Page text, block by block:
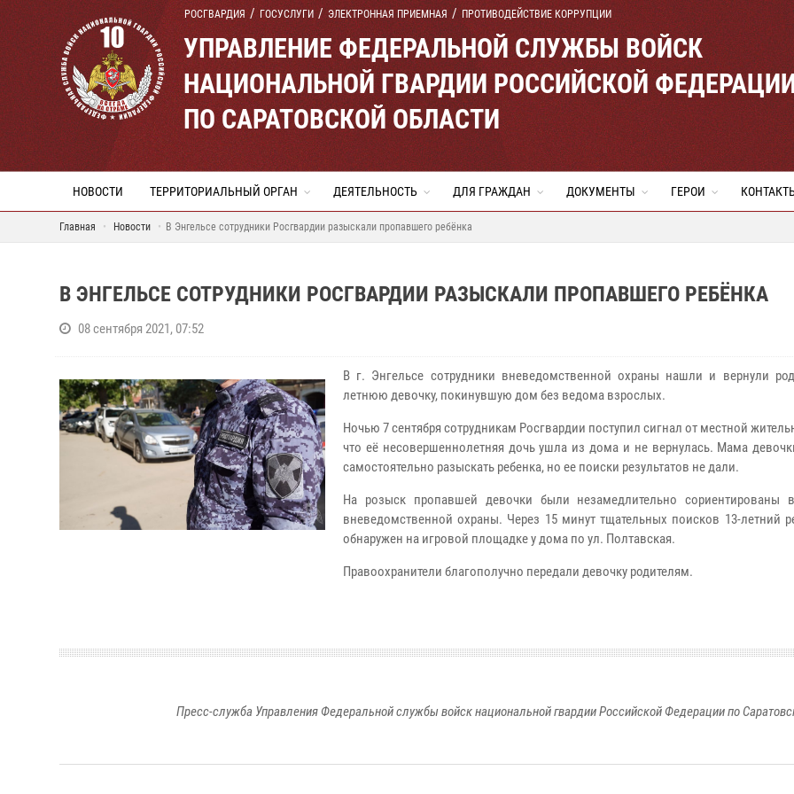
РОСГВАРДИЯ ГОСУСЛУГИ ЭЛЕКТРОННАЯ ПРИЕМНАЯ ПРОТИВОДЕЙСТВИЕ КОРРУПЦИИ
УПРАВЛЕНИЕ ФЕДЕРАЛЬНОЙ СЛУЖБЫ ВОЙСК
НАЦИОНАЛЬНОЙ ГВАРДИИ РОССИЙСКОЙ
ПО САРАТОВСКОЙ ОБЛАСТИ
НОВОСТИ ТЕРРИТОРИАЛЬНЫЙ ОРГАН ДЕЯТЕЛЬНОСТЬ ДЛЯ ГРАЖДАН ДОКУМЕНТЫ ГЕРОИ
Главная Новости В Энгельсе сотрудники Росгвардии разыскали пропавшего ребёнка
В ЭНГЕЛЬСЕ СОТРУДНИКИ РОСГВАРДИИ РАЗЫСКАЛИ ПРОПАВШЕГО РЕБЁНКА
08 сентября 2021, 07:52
В г. Энгельсе сотрудники вневедомственной охраны нашли и вернули
летнюю девочку, покинувшую дом без ведома взрослых.
Ночью 7 сентября сотрудникам Росгвардии поступил сигнал от местной
что её несовершеннолетняя дочь ушла из дома и не вернулась. Мама
самостоятельно разыскать ребенка, но ее поиски результатов не дали.
На розыск пропавшей девочки были незамедлительно сориентированы
вневедомственной охраны. Через 15 минут тщательных поисков 13-летний
обнаружен на игровой площадке у дома по ул. Полтавская.
Правоохранители благополучно передали девочку родителям.
Пресс-служба Управления Федеральной службы войск национальной гвардии Российской Федерации по